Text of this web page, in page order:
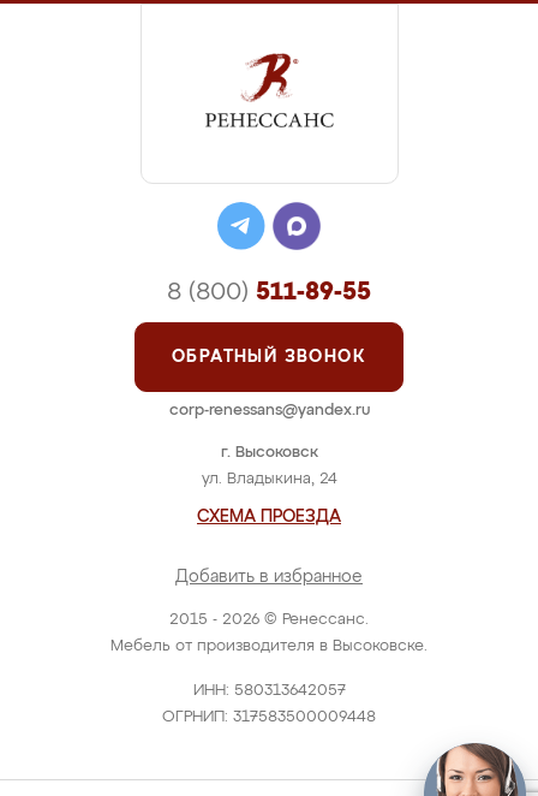
2015 - 2026 © Ренессанс.
Мебель от производителя в Высоковске.
ИНН: 580313642057
ОГРНИП: 317583500009448
г. Высоковск
ул. Владыкина, 24
СХЕМА ПРОЕЗДА
Добавить в избранное
8 (800) 511-89-55
ОБРАТНЫЙ ЗВОНОК
corp-renessans@yandex.ru